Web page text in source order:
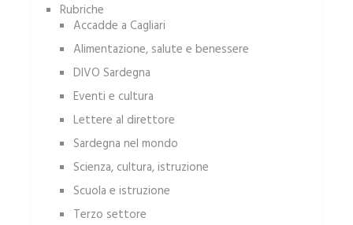
Rubriche
Accadde a Cagliari
Alimentazione, salute e benessere
DIVO Sardegna
Eventi e cultura
Lettere al direttore
Sardegna nel mondo
Scienza, cultura, istruzione
Scuola e istruzione
Terzo settore